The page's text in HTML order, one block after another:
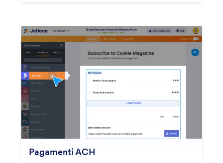
degli abbonamenti.
Pagamenti ACH